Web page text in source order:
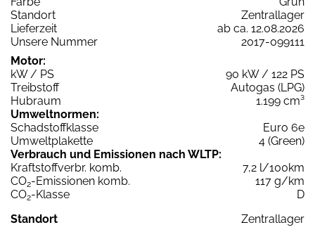
Standort
Zentrallager
Lieferzeit
ab ca. 12.08.2026
Unsere Nummer
2017-099111
Motor:
kW / PS
90 kW / 122 PS
Treibstoff
Autogas (LPG)
Hubraum
1.199 cm³
Umweltnormen:
Schadstoffklasse
Euro 6e
Umweltplakette
4 (Green)
Verbrauch und Emissionen nach WLTP:
Kraftstoffverbr. komb.
7,2 l/100km
CO2-Emissionen komb.
117 g/km
CO2-Klasse
D
Standort
Zentrallager